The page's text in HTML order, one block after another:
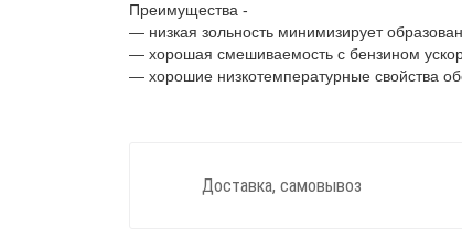
Преимущества -
— низкая зольность минимизирует
— хорошая смешиваемость с бензином
— хорошие низкотемпературные свойства
Доставка, самовывоз